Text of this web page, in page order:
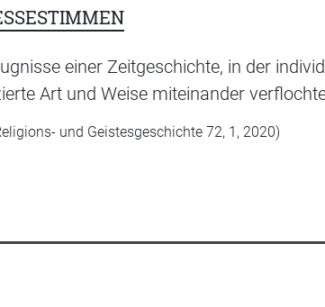
einer Zeitgeschichte, in der
Art und Weise miteinander
und Geistesgeschichte 72, 1, 2020)